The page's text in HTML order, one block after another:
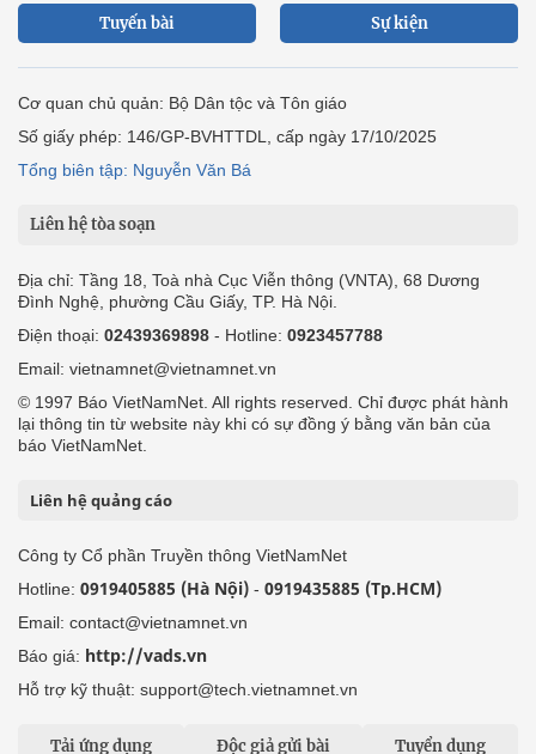
Tuyến bài Sự kiện
Cơ quan chủ quản: Bộ Dân tộc và Tôn giáo
Số giấy phép: 146/GP-BVHTTDL, cấp ngày 17/10/2025
Tổng biên tập: Nguyễn Văn Bá
Liên hệ tòa soạn
Địa chỉ: Tầng 18, Toà nhà Cục Viễn thông (VNTA), 68 Dương
Đình Nghệ, phường Cầu Giấy, TP. Hà Nội.
Điện thoại: 02439369898 - Hotline: 0923457788
Email: vietnamnet@vietnamnet.vn
© 1997 Báo VietNamNet. All rights reserved. Chỉ được phát hành
lại thông tin từ website này khi có sự đồng ý bằng văn bản của
báo VietNamNet.
Liên hệ quảng cáo
Công ty Cổ phần Truyền thông VietNamNet
Hotline: 0919405885 (Hà Nội) - 0919435885 (Tp.HCM)
Email: contact@vietnamnet.vn
Báo giá: http://vads.vn
Hỗ trợ kỹ thuật: support@tech.vietnamnet.vn
Tải ứng dụng Độc giả gửi bài Tuyển dụng